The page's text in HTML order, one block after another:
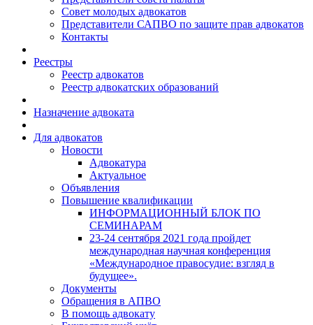
Совет молодых адвокатов
Представители САПВО по защите прав адвокатов
Контакты
Реестры
Реестр адвокатов
Реестр адвокатских образований
Назначение адвоката
Для адвокатов
Новости
Адвокатура
Актуальное
Объявления
Повышение квалификации
ИНФОРМАЦИОННЫЙ БЛОК ПО
СЕМИНАРАМ
23-24 сентября 2021 года пройдет
международная научная конференция
«Международное правосудие: взгляд в
будущее».
Документы
Обращения в АПВО
В помощь адвокату